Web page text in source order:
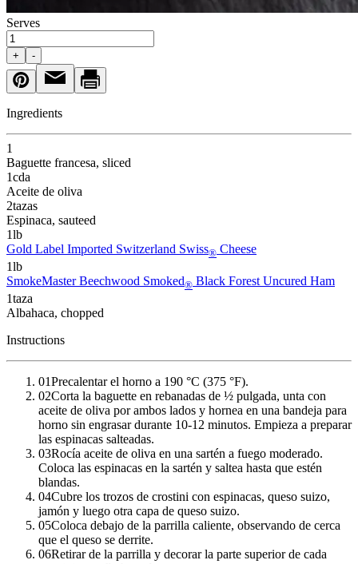
Serves
+ -
Ingredients
1
Baguette francesa, sliced
1cda
Aceite de oliva
2tazas
Espinaca, sauteed
1lb
Gold Label Imported Switzerland Swiss® Cheese
1lb
SmokeMaster Beechwood Smoked® Black Forest Uncured Ham
1taza
Albahaca, chopped
Instructions
01Precalentar el horno a 190 °C (375 °F).
02Corta la baguette en rebanadas de ½ pulgada, unta con
aceite de oliva por ambos lados y hornea en una bandeja para
horno sin engrasar durante 10-12 minutos. Empieza a preparar
las espinacas salteadas.
03Rocía aceite de oliva en una sartén a fuego moderado.
Coloca las espinacas en la sartén y saltea hasta que estén
blandas.
04Cubre los trozos de crostini con espinacas, queso suizo,
jamón y luego otra capa de queso suizo.
05Coloca debajo de la parrilla caliente, observando de cerca
que el queso se derrite.
06Retirar de la parrilla y decorar la parte superior de cada